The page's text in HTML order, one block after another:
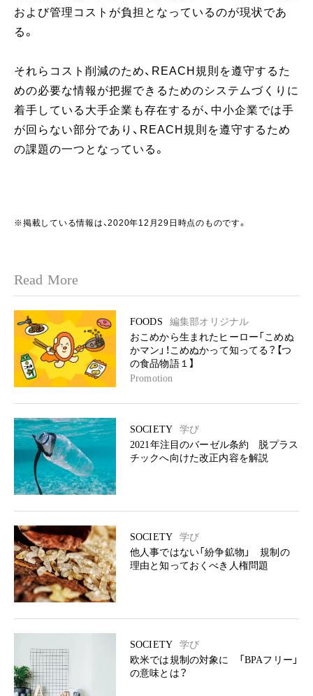
および管理コストが負担となっているのが現状であ
る。
それらコスト削減のため、REACH規則を遵守するた
めの必要な情報が把握できるためのシステムづくりに
着手している大手企業も存在するが、中小企業では手
が回らない部分であり、REACH規則を遵守するため
の課題の一つとなっている。
※掲載している情報は、2020年12月29日時点のものです。
Read More
FOODS
編集部オリジナル
おこめから生まれたヒーロー「こめぬ
かマン」！こめぬかって知ってる？【つ
の食品物語１】
Promotion
SOCIETY
学び
2021年注目のバーゼル条約 脱プラス
チックへ向けた改正内容を解説
SOCIETY
学び
他人事ではない「紛争鉱物」 規制の
理由と知っておくべき人権問題
SOCIETY
学び
欧米では規制の対象に 「BPAフリー」
の意味とは？